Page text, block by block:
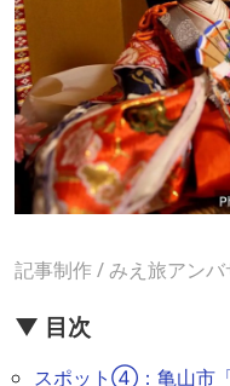
記事制作 / みえ旅アン
▼ 目次
スポット④：亀山市